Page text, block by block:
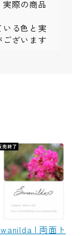
際の商品
る色と実
ざいます
| 両面ト